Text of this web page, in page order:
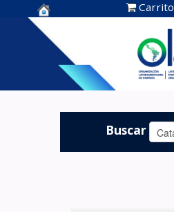
Centro de
Documentación
OLADE -
Carrito
Buscar